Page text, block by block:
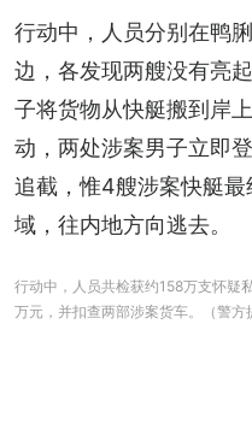
行动中，人员分别在鸭
边，各发现两艘没有亮
子将货物从快艇搬到岸
动，两处涉案男子立即
追截，惟4艘涉案快艇
域，往内地方向逃去。
行动中，人员共检获约158万支怀疑
万元，并扣查两部涉案货车。（警方